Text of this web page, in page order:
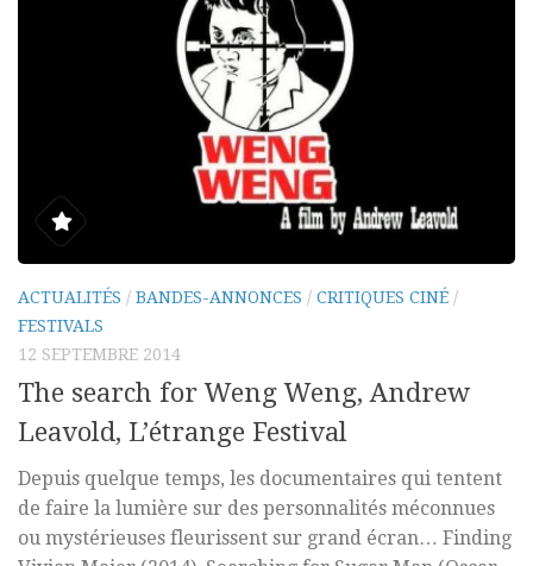
ACTUALITÉS / BANDES-ANNONCES / CRITIQUES CINÉ /
FESTIVALS
12 SEPTEMBRE 2014
The search for Weng Weng, Andrew
Leavold, L’étrange Festival
Depuis quelque temps, les documentaires qui tentent
de faire la lumière sur des personnalités méconnues
ou mystérieuses fleurissent sur grand écran… Finding